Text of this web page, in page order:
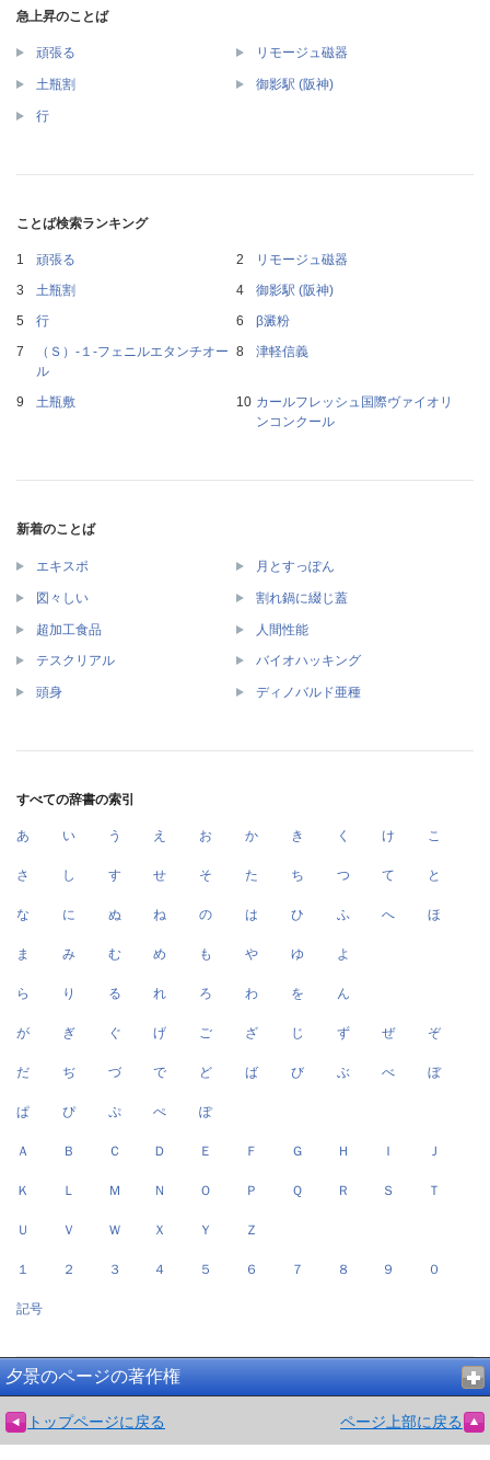
急上昇のことば
頑張る リモージュ磁器
土瓶割 御影駅 (阪神)
行
ことば検索ランキング
頑張る
リモージュ磁器
土瓶割
御影駅 (阪神)
行
β澱粉
（Ｓ）‐１‐フェニルエタンチオー
ル
津軽信義
土瓶敷
カールフレッシュ国際ヴァイオリ
ンコンクール
新着のことば
エキスポ 月とすっぽん
図々しい 割れ鍋に綴じ蓋
超加工食品 人間性能
テスクリアル バイオハッキング
頭身 ディノバルド亜種
すべての辞書の索引
あ い う え お か き く け こ
さ し す せ そ た ち つ て と
な に ぬ ね の は ひ ふ へ ほ
ま み む め も や ゆ よ
ら り る れ ろ わ を ん
が ぎ ぐ げ ご ざ じ ず ぜ ぞ
だ ぢ づ で ど ば び ぶ べ ぼ
ぱ ぴ ぷ ぺ ぽ
Ａ Ｂ Ｃ Ｄ Ｅ Ｆ Ｇ Ｈ Ｉ Ｊ
Ｋ Ｌ Ｍ Ｎ Ｏ Ｐ Ｑ Ｒ Ｓ Ｔ
Ｕ Ｖ Ｗ Ｘ Ｙ Ｚ
１ ２ ３ ４ ５ ６ ７ ８ ９ ０
記号
夕景のページの著作権
トップページに戻る ページ上部に戻る